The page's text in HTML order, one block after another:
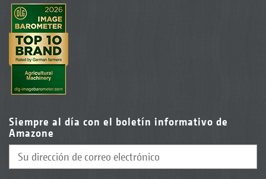
Siempre al día con el boletín informativo de
Amazone